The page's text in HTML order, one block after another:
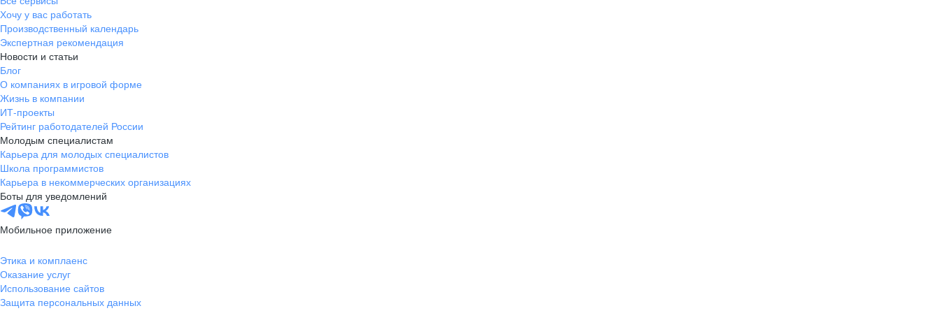
Хочу у вас работать
Производственный календарь
Экспертная рекомендация
Новости и статьи
Блог
О компаниях в игровой форме
Жизнь в компании
ИТ-проекты
Рейтинг работодателей России
Молодым специалистам
Карьера для молодых специалистов
Школа программистов
Карьера в некоммерческих организациях
Боты для уведомлений
Мобильное приложение
Этика и комплаенс
Оказание услуг
Использование сайтов
Защита персональных данных